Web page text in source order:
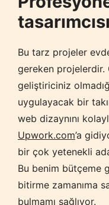
Bu tarz projeler
gereken
geliştiriciniz
uygulayacak bir
web dizaynını
Upwork.com’a
bir çok yetenekli
Bu benim bütçeme
bitirme zamanıma
bulmamı sağlıyor.